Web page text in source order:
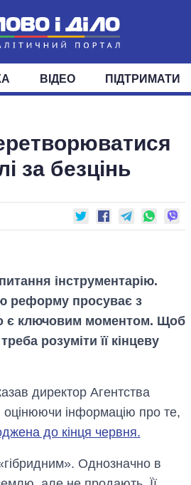
ЕКОНОМІКА СУСПІЛЬСТВО СВІТ
КОМІТЕТИ ФРАКЦІЇ ОКРУГИ
ВІДЕО ПІДТРИМАТИ
за безцінь
інструментарію.
реформу просуває з
є ключовим моментом. Щоб
розуміти її кінцеву
директор Агентства
оцінюючи інформацію про те,
до кінця червня.
Однозначно в